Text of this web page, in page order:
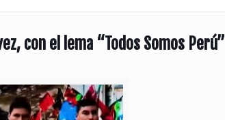
con el lema “Todos Somos Perú”